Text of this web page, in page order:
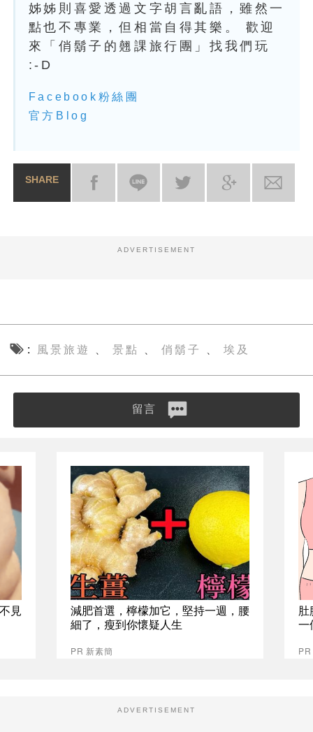
姊姊則喜愛透過文字胡言亂語，雖然一
點也不專業，但相當自得其樂。 歡迎
來「俏鬍子的翹課旅行團」找我們玩
:-D
Facebook粉絲團
官方Blog
SHARE
ADVERTISEMENT
風景旅遊 景點 俏鬍子 埃及
留言
見
減肥首選，檸檬加它，堅持一週，腰
細了，瘦到你懷疑人生
PR 新素簡
肚
一
ADVERTISEMENT